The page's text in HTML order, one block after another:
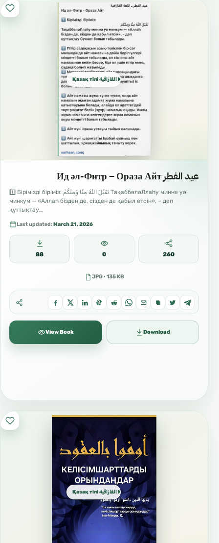
Қазақ тілі القازاقية Kazakh
عيد الفطر Ид әл-Фитр – Ораза Айт
1️⃣ Бірімізді біріміз: تَقَبَّلَ اللَّهُ مِنَّا وَمِنْكُمْ ТақаббәләЛлаһу миннә уә
минкум — «Аллаһ бізден де, сізден де қабыл етсін», – деп
құттықтау…
Last updated:March 21, 2026
88 0 260
JPG · 135 KB
View Book Download
Қазақ тілі القازاقية Kazakh